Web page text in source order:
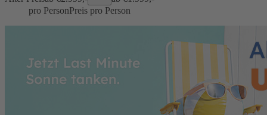
pro PersonPreis pro Person